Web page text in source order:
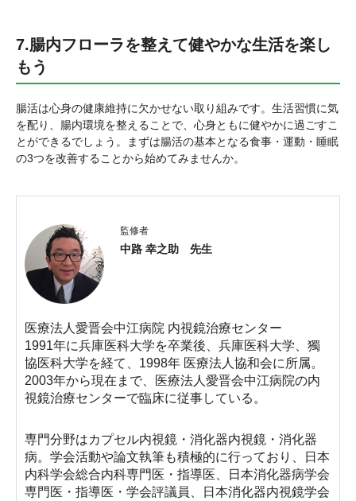
7.腸内フローラを整えて健やかな生活を楽し
もう
腸活は心身の健康維持に欠かせない取り組みです。生活習慣に気
を配り、腸内環境を整えることで、心身ともに健やかに過ごすこ
とができるでしょう。まずは腸活の基本となる食事・運動・睡眠
の3つを改善することから始めてみませんか。
監修者
中路 幸之助 先生
医療法人愛晋会中江病院 内視鏡治療センター
1991年に兵庫医科大学を卒業後、兵庫医科大学、獨
協医科大学を経て、1998年 医療法人協和会に所属。
2003年から現在まで、医療法人愛晋会中江病院の内
視鏡治療センターで臨床に従事している。
専門分野はカプセル内視鏡・消化器内視鏡・消化器
病。学会活動や論文執筆も積極的に行っており、日本
内科学会総合内科専門医・指導医、日本消化器病学会
専門医・指導医・学会評議員、日本消化器内視鏡学会